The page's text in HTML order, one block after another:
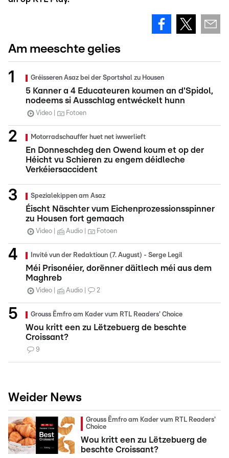
Am meeschte gelies
Gréisseren Asaz bei der Sportshal zu Housen
5 Kanner a 4 Educateuren koumen an d'Spidol,
nodeems si Ausschlag entwéckelt hunn
Video Fotoen
Motorradschauffer huet net iwwerlieft
En Donneschdeg den Owend koum et op der
Héicht vu Schieren zu engem déidleche
Verkéiersaccident
Spezialekippen am Asaz
Éischt Näschter vum Eichenprozessionsspinner
zu Housen fort gemaach
Video Audio Fotoen
Invité vun der Redaktioun (7. August) - Serge Legil
Méi Prisonéier, dorënner däitlech méi aus dem
Maghreb
Video Audio 2
Grouss Ëmfro am Kader vum RTL Readers' Choice
Wou kritt een zu Lëtzebuerg de beschte
Croissant?
9
Weider News
Grouss Ëmfro am Kader vum RTL Readers'
Choice
Wou kritt een zu Lëtzebuerg de
beschte Croissant?